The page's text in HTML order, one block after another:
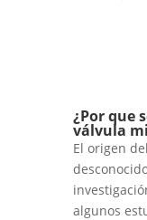
¿Por que
válvula
El origen
algunos